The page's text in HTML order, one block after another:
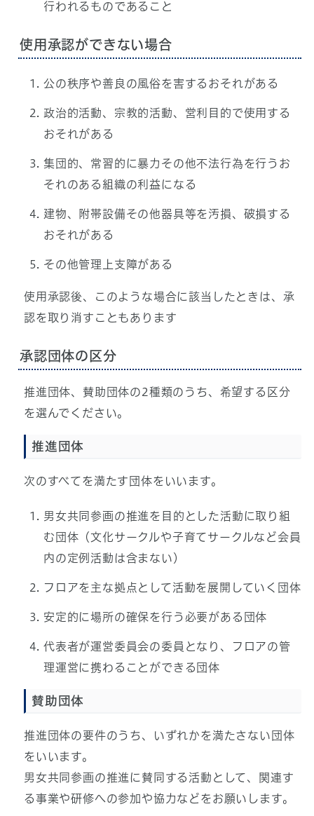
行われるものであること
使用承認ができない場合
公の秩序や善良の風俗を害するおそれがある
政治的活動、宗教的活動、営利目的で使用する
おそれがある
集団的、常習的に暴力その他不法行為を行うお
それのある組織の利益になる
建物、附帯設備その他器具等を汚損、破損する
おそれがある
その他管理上支障がある
使用承認後、このような場合に該当したときは、承
認を取り消すこともあります
承認団体の区分
推進団体、賛助団体の2種類のうち、希望する区分
を選んでください。
推進団体
次のすべてを満たす団体をいいます。
男女共同参画の推進を目的とした活動に取り組
む団体（文化サークルや子育てサークルなど会員
内の定例活動は含まない）
フロアを主な拠点として活動を展開していく団体
安定的に場所の確保を行う必要がある団体
代表者が運営委員会の委員となり、フロアの管
理運営に携わることができる団体
賛助団体
推進団体の要件のうち、いずれかを満たさない団体
をいいます。
男女共同参画の推進に賛同する活動として、関連す
る事業や研修への参加や協力などをお願いします。